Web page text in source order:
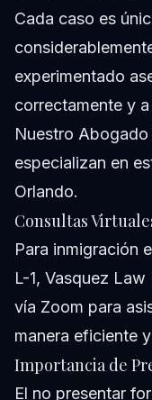
Cada caso es
experimentado
correctamente y
Nuestro Abogado
especializan en
Orlando.
Consultas
Para inmigración
L-1, Vasquez
vía Zoom para
manera eficiente
Importancia de
El no presentar